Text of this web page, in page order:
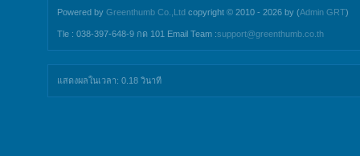
Powered byGreenthumb Co.,Ltd copyright © 2010 - 2026 by (Admin GRT)
Tle : 038-397-648-9 กด 101 Email Team :support@greenthumb.co.th
แสดงผลในเวลา: 0.18 วินาที